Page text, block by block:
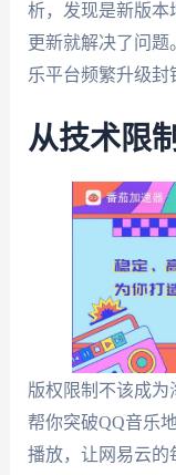
析，发现是新版本
更新就解决了问
乐平台频繁升级封
从技术限
版权限制不该成为
帮你突破QQ音乐
播放，让网易云的